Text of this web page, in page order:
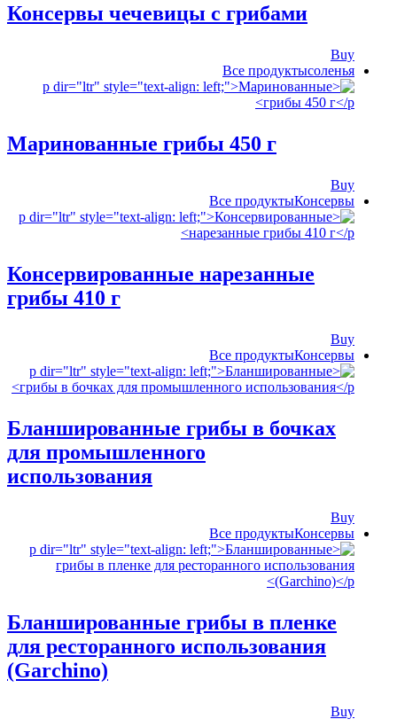
Консервы чечевицы с грибами
Buy
Все продуктысоленья
Маринованные грибы 450 г
Buy
Все продукты‍Консервы
Консервированные нарезанные
грибы 410 г
Buy
Все продукты‍Консервы
Бланшированные грибы в бочках
для промышленного
использования
Buy
Все продукты‍Консервы
Бланшированные грибы в пленке
для ресторанного использования
(Garchino)
Buy